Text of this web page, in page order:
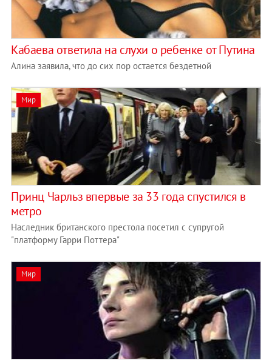
Кабаева ответила на слухи о ребенке от Путина
Алина заявила, что до сих пор остается бездетной
Мир
Принц Чарльз впервые за 33 года спустился в
метро
Наследник британского престола посетил c супругой
"платформу Гарри Поттера"
Мир